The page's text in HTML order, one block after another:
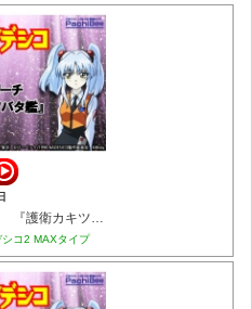
ダブルリーチ 『護衛カキツバタ艦』
コ2 MAXタイプ